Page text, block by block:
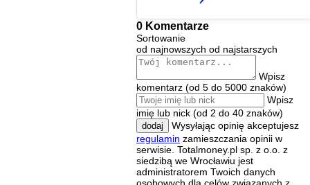
0 Komentarze
Sortowanie
od najnowszych od najstarszych
Wpisz
komentarz (od 5 do 5000 znaków)
Wpisz
imię lub nick (od 2 do 40 znaków)
dodaj
Wysyłając opinię akceptujesz
regulamin zamieszczania opinii w
serwisie. Totalmoney.pl sp. z o.o. z
siedzibą we Wrocławiu jest
administratorem Twoich danych